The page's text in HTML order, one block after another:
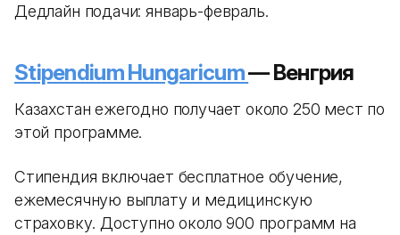
Дедлайн подачи: январь-февраль.
Stipendium Hungaricum— Венгрия
Казахстан ежегодно получает около 250 мест по
этой программе.
Стипендия включает бесплатное обучение,
ежемесячную выплату и медицинскую
страховку. Доступно около 900 программ на